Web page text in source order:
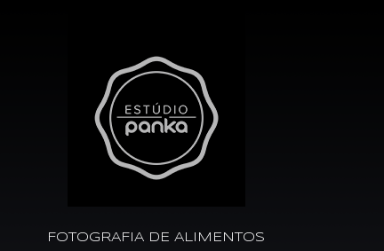
FOTOGRAFIA DE ALIMENTOS